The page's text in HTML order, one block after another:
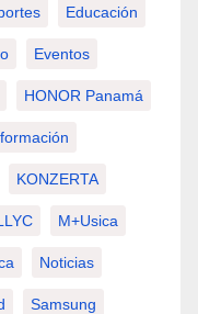
Educación
Eventos
HONOR Panamá
KONZERTA
M+usica
Noticias
Samsung